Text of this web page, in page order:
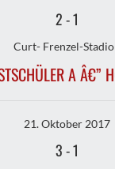
2-1
Curt- Frenzel-
A Â€”
21. Oktober 2017
3-1